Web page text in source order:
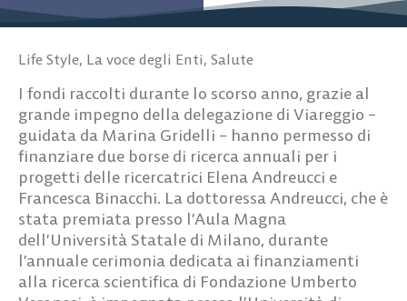
Life Style, La voce degli Enti, Salute
I fondi raccolti durante lo scorso anno, grazie al
grande impegno della delegazione di Viareggio –
guidata da Marina Gridelli – hanno permesso di
finanziare due borse di ricerca annuali per i
progetti delle ricercatrici Elena Andreucci e
Francesca Binacchi. La dottoressa Andreucci, che è
stata premiata presso l’Aula Magna
dell’Università Statale di Milano, durante
l’annuale cerimonia dedicata ai finanziamenti
alla ricerca scientifica di Fondazione Umberto